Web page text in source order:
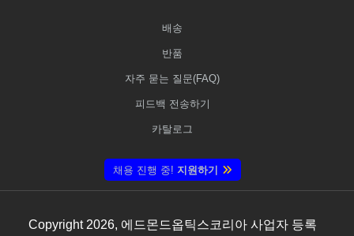
배송
반품
자주 묻는 질문(FAQ)
피드백 전송하기
카탈로그
채용 진행 중! 지원하기
Copyright 2026, 에드몬드옵틱스코리아 사업자 등록